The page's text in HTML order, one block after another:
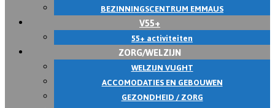
BEZINNINGSCENTRUM EMMAUS
V55+
55+ activiteiten
ZORG/WELZIJN
WELZIJN VUGHT
ACCOMODATIES EN GEBOUWEN
GEZONDHEID / ZORG